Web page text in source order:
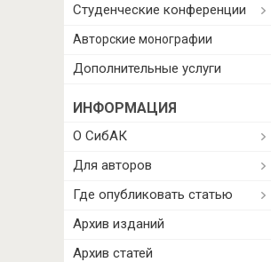
Студенческие конференции
Авторские монографии
Дополнительные услуги
ИНФОРМАЦИЯ
О СибАК
Для авторов
Где опубликовать статью
Архив изданий
Архив статей